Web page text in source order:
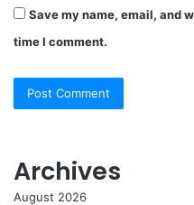
Save my name, email, and
time I comment.
Archives
August 2026